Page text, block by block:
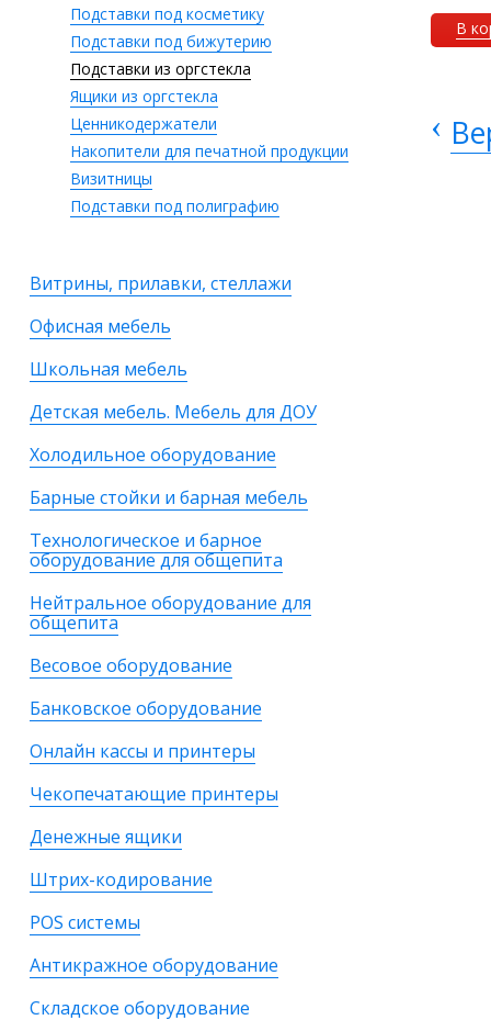
Подставки под косметику
Подставки под бижутерию
Подставки из оргстекла
Ящики из оргстекла
Ценникодержатели
Накопители для печатной продукции
Визитницы
Подставки под полиграфию
Витрины, прилавки, стеллажи
Офисная мебель
Школьная мебель
Детская мебель. Мебель для ДОУ
Холодильное оборудование
Барные стойки и барная мебель
Технологическое и барное
оборудование для общепита
Нейтральное оборудование для
общепита
Весовое оборудование
Банковское оборудование
Онлайн кассы и принтеры
Чекопечатающие принтеры
Денежные ящики
Штрих-кодирование
POS системы
Антикражное оборудование
Складское оборудование
В
‹